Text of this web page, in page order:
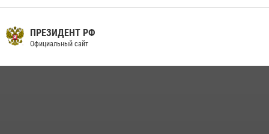
16 июля 2026, 13:34
На брифинге росгвардейцы рассказали орловцам об изменениях в
законодательстве, регулирующем оборот оружия
ПРЕЗИДЕНТ РФ
Официальный сайт